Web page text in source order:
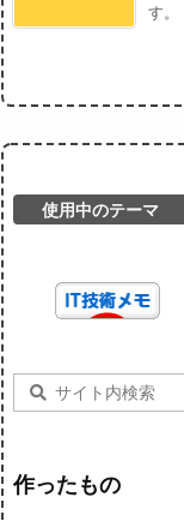
す。
使用中のテーマ
作ったもの